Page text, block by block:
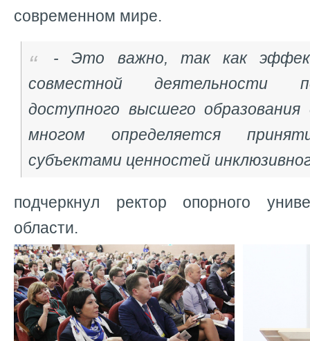
современном мире.
- Это важно, так как
совместной деятельности
доступного высшего образования
многом определяется
субъектами ценностей
подчеркнул ректор опорного
области.